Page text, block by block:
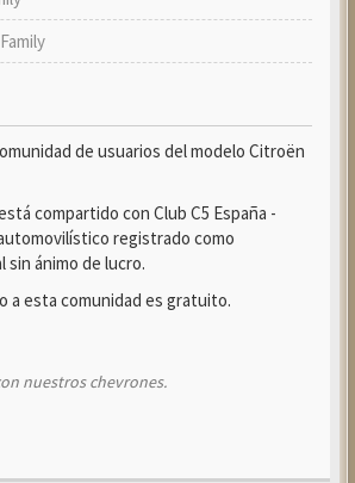
de usuarios del modelo Citroën
compartido con Club C5 España -
registrado como
sin ánimo de lucro.
a esta comunidad es gratuito.
nuestros chevrones.